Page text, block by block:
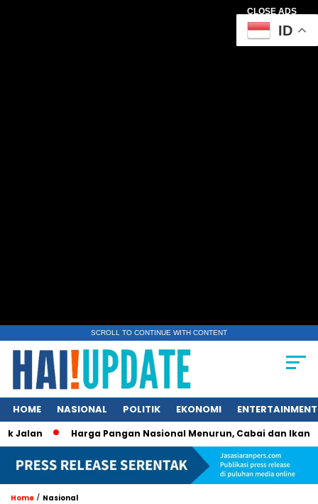
CLOSE ADS
SCROLL TO CONTINUE WITH CONTENT
HOME NASIONAL POLITIK EKONOMI ENTERTAINMENT
Harga Pangan Nasional Menurun, Cabai dan Ikan Tetap
Home / Nasional
ID